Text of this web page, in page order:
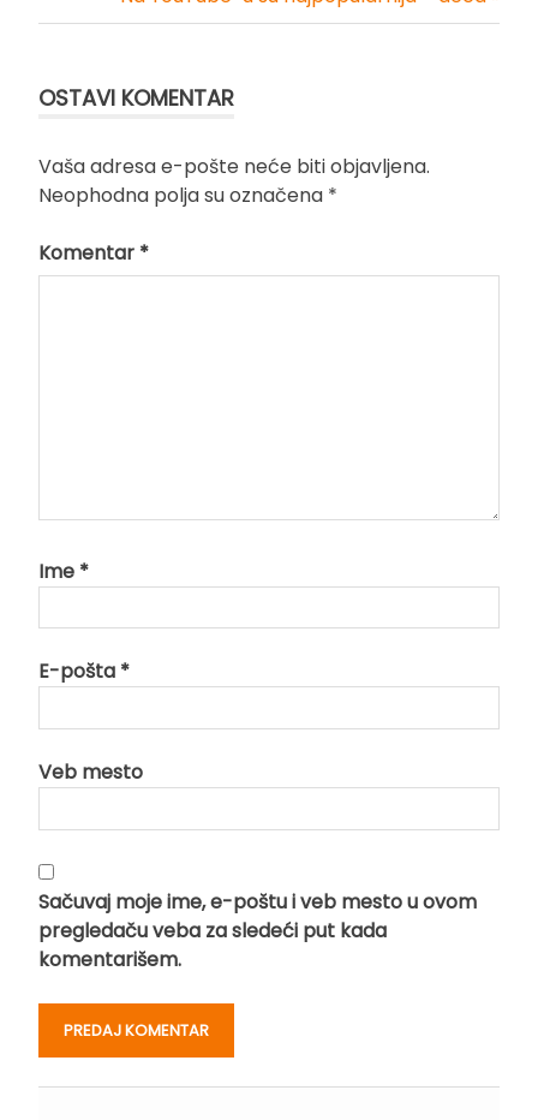
članka
OSTAVI KOMENTAR
Vaša adresa e-pošte neće biti objavljena.
Neophodna polja su označena *
Komentar *
Ime *
E-pošta *
Veb mesto
Sačuvaj moje ime, e-poštu i veb mesto u ovom
pregledaču veba za sledeći put kada
komentarišem.